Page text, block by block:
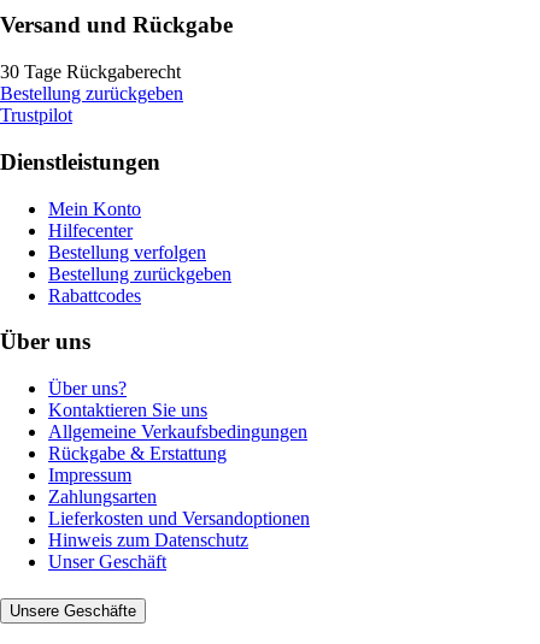
Versand und Rückgabe
30 Tage Rückgaberecht
Bestellung zurückgeben
Trustpilot
Dienstleistungen
Mein Konto
Hilfecenter
Bestellung verfolgen
Bestellung zurückgeben
Rabattcodes
Über uns
Über uns?
Kontaktieren Sie uns
Allgemeine Verkaufsbedingungen
Rückgabe & Erstattung
Impressum
Zahlungsarten
Lieferkosten und Versandoptionen
Hinweis zum Datenschutz
Unser Geschäft
Unsere Geschäfte